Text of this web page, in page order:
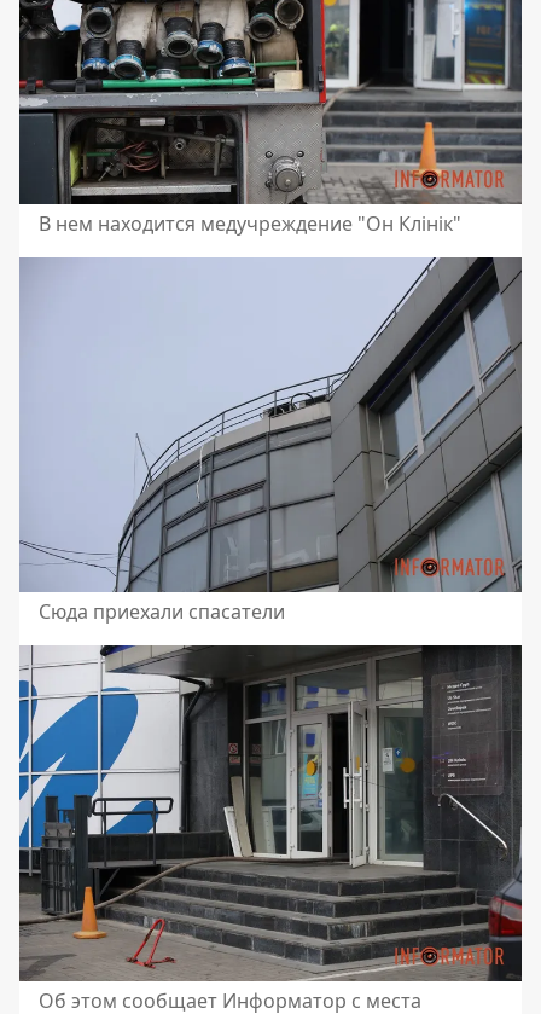
В нем находится медучреждение "Он Клінік"
Сюда приехали спасатели
Об этом сообщает Информатор с места